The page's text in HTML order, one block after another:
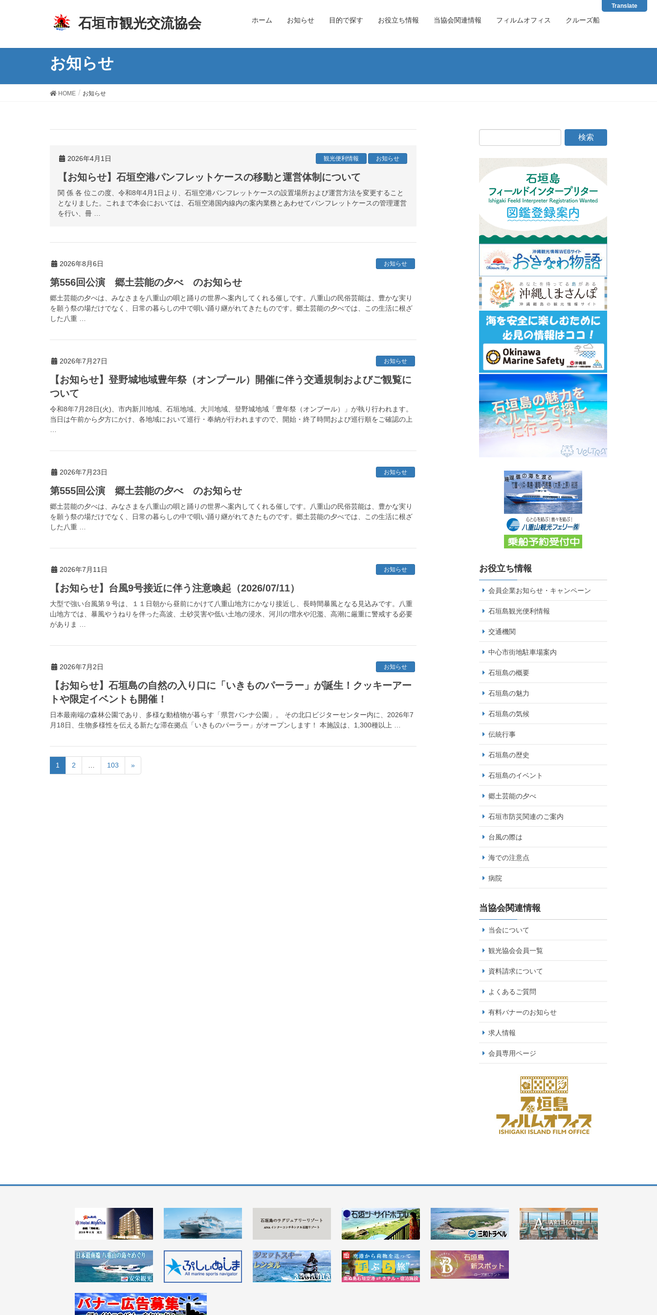
石垣市観光交流協会 ホーム お知らせ 目的で探す お役立ち情報 当協会関連情報 フィルムオフィス クルーズ船
お知らせ
HOME お知らせ
2026年4月1日 お知らせ
観光便利情報
【お知らせ】石垣空港パンフレットケースの移動と運営体制について
関 係 各 位この度、令和8年4月1日より、石垣空港パンフレットケースの設置場所および運営方法を変更すること
となりました。これまで本会においては、石垣空港国内線内の案内業務とあわせてパンフレットケースの管理運営
を行い、冊 …
2026年8月6日 お知らせ
第556回公演 郷土芸能の夕べ のお知らせ
郷土芸能の夕べは、みなさまを八重山の唄と踊りの世界へ案内してくれる催しです。八重山の民俗芸能は、豊かな実り
を願う祭の場だけでなく、日常の暮らしの中で唄い踊り継がれてきたものです。郷土芸能の夕べでは、この生活に根ざ
した八重 …
2026年7月27日 お知らせ
【お知らせ】登野城地域豊年祭（オンプール）開催に伴う交通規制およびご観覧に
ついて
令和8年7月28日(火)、市内新川地域、石垣地域、大川地域、登野城地域「豊年祭（オンプール）」が執り行われます。
当日は午前から夕方にかけ、各地域において巡行・奉納が行われますので、開始・終了時間および巡行順をご確認の上
2026年7月23日 お知らせ
第555回公演 郷土芸能の夕べ のお知らせ
郷土芸能の夕べは、みなさまを八重山の唄と踊りの世界へ案内してくれる催しです。八重山の民俗芸能は、豊かな実り
を願う祭の場だけでなく、日常の暮らしの中で唄い踊り継がれてきたものです。郷土芸能の夕べでは、この生活に根ざ
した八重 …
2026年7月11日 お知らせ
【お知らせ】台風9号接近に伴う注意喚起（2026/07/11）
大型で強い台風第９号は、１１日朝から昼前にかけて八重山地方にかなり接近し、長時間暴風となる見込みです。八重
山地方では、暴風やうねりを伴った高波、土砂災害や低い土地の浸水、河川の増水や氾濫、高潮に厳重に警戒する必要
がありま …
2026年7月2日 お知らせ
【お知らせ】石垣島の自然の入り口に「いきものパーラー」が誕生！クッキーアー
トや限定イベントも開催！
日本最南端の森林公園であり、多様な動植物が暮らす「県営バンナ公園」。 その北口ビジターセンター内に、2026年7
月18日、生物多様性を伝える新たな滞在拠点「いきものパーラー」がオープンします！ 本施設は、1,300種以上 …
1 2 103 »
お役立ち情報
会員企業お知らせ・キャンペーン
石垣島観光便利情報
交通機関
中心市街地駐車場案内
石垣島の概要
石垣島の魅力
石垣島の気候
伝統行事
石垣島の歴史
石垣島のイベント
郷土芸能の夕べ
石垣市防災関連のご案内
台風の際は
海での注意点
病院
当協会関連情報
当会について
観光協会会員一覧
資料請求について
よくあるご質問
有料バナーのお知らせ
求人情報
会員専用ページ
Translate